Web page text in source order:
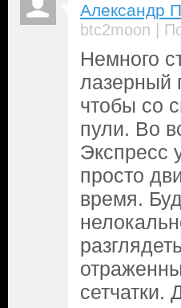
Александр
btc2moon |
Немного
лазерный
чтобы со
пули. Во
Экспресс
просто
время.
сетчатки.